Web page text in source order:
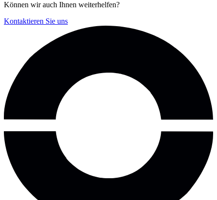
Können wir auch Ihnen weiterhelfen?
Kontaktieren Sie uns